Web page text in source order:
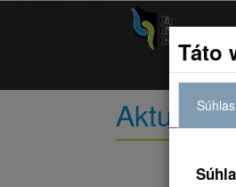
Aktuality
Táto
Súhlas